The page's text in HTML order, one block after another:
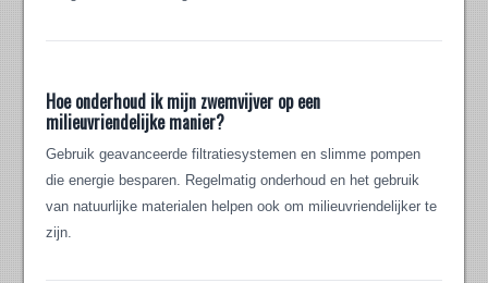
Hoe onderhoud ik mijn zwemvijver op een
milieuvriendelijke manier?
Gebruik geavanceerde filtratiesystemen en slimme pompen
die energie besparen. Regelmatig onderhoud en het gebruik
van natuurlijke materialen helpen ook om milieuvriendelijker te
zijn.